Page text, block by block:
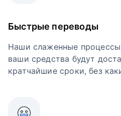
Быстрые переводы
Наши слаженные процессы
ваши средства будут
кратчайшие сроки, без